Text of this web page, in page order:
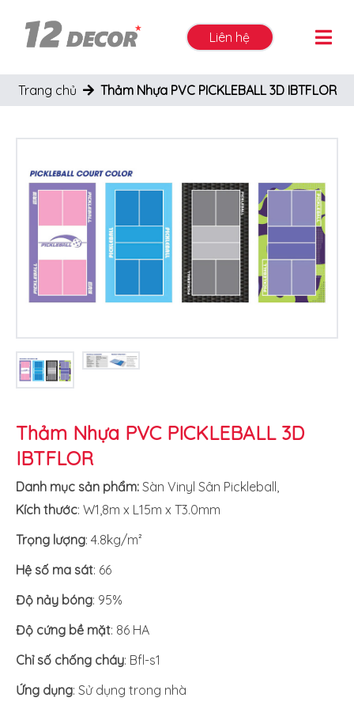
Liên hệ
Trang chủ Thảm Nhựa PVC PICKLEBALL 3D IBTFLOR
Thảm Nhựa PVC PICKLEBALL 3D
IBTFLOR
Danh mục sản phẩm: Sàn Vinyl Sân Pickleball
Kích thước: W1,8m x L15m x T3.0mm
Trọng lượng: 4.8kg/m²
Hệ số ma sát: 66
Độ nảy bóng: 95%
Độ cứng bề mặt: 86 HA
Chỉ số chống cháy: Bfl-s1
Ứng dụng: Sử dụng trong nhà